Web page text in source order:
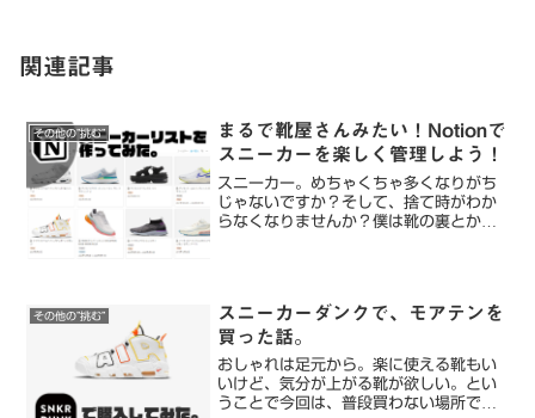
関連記事
その他の”挑む”
まるで靴屋さんみたい！Notionで
スニーカーを楽しく管理しよう！
スニーカー。めちゃくちゃ多くなりがち
じゃないですか？そして、捨て時がわか
らなくなりませんか？僕は靴の裏とか、
その他の”挑む”
スニーカーダンクで、モアテンを
買った話。
おしゃれは足元から。楽に使える靴もい
いけど、気分が上がる靴が欲しい。とい
うことで今回は、普段買わない場所で、